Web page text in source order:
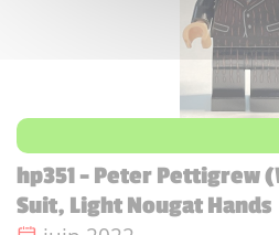
hp351 - Peter Pettigrew
Suit, Light Nougat Hands